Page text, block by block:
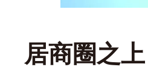
居商圈之